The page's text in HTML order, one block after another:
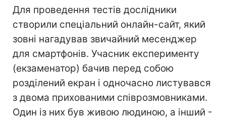
Для проведення тестів дослідники
створили спеціальний онлайн-сайт, який
зовні нагадував звичайний месенджер
для смартфонів. Учасник експерименту
(екзаменатор) бачив перед собою
розділений екран і одночасно листувався
з двома прихованими співрозмовниками.
Один із них був живою людиною, а інший -